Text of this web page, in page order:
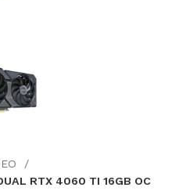
RTX 4060 TI 16GB OC